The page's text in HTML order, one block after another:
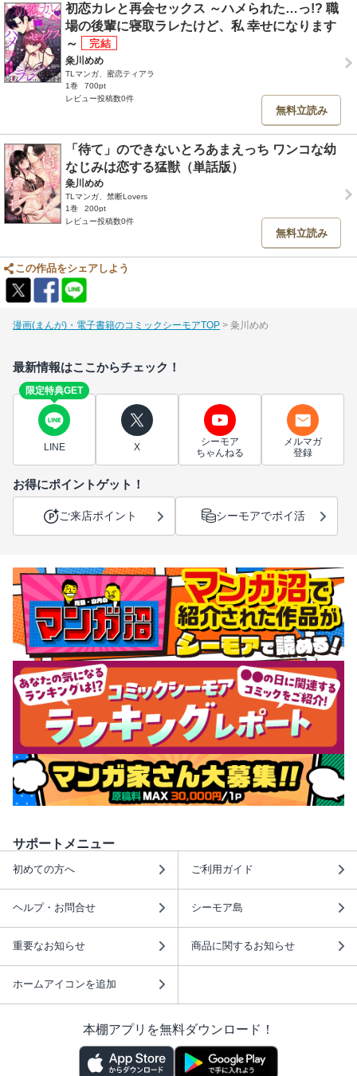
初恋カレと再会セックス ～ハメられた…っ!? 職
場の後輩に寝取ラレたけど、私 幸せになります
～
粂川めめ
TLマンガ、蜜恋ティアラ
1巻
700pt
レビュー投稿数0件
無料立読み
「待て」のできないとろあまえっち ワンコな幼
なじみは恋する猛獣（単話版）
粂川めめ
TLマンガ、禁断Lovers
1巻
200pt
レビュー投稿数0件
無料立読み
この作品をシェアしよう
漫画(まんが)・電子書籍のコミックシーモアTOP 粂川めめ
最新情報はここからチェック！
限定特典GET
LINE X
シーモア
ちゃんねる
メルマガ
登録
お得にポイントゲット！
ご来店ポイント シーモアでポイ活
サポートメニュー
初めての方へ ご利用ガイド
ヘルプ・お問合せ シーモア島
重要なお知らせ 商品に関するお知らせ
ホームアイコンを追加
本棚アプリを無料ダウンロード！